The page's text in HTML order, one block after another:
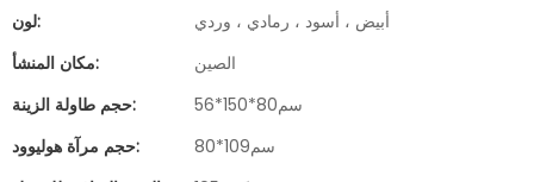
لون:
أبيض ، أسود ، رمادي ، وردي
مكان المنشأ:
الصين
حجم طاولة الزينة:
سم80*150*56
حجم مرآة هوليوود:
سم109*80